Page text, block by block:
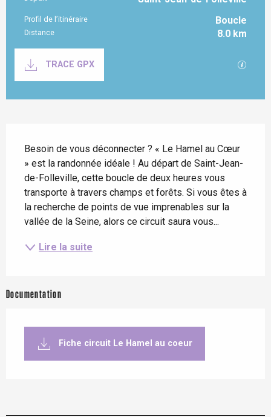
Profil de l’itinéraire Boucle
Distance 8.0 km
TRACE GPX
Besoin de vous déconnecter ? « Le Hamel au Cœur
» est la randonnée idéale ! Au départ de Saint-Jean-
de-Folleville, cette boucle de deux heures vous
transporte à travers champs et forêts. Si vous êtes à
la recherche de points de vue imprenables sur la
vallée de la Seine, alors ce circuit saura vous...
Lire la suite
Documentation
Fiche circuit Le Hamel au coeur